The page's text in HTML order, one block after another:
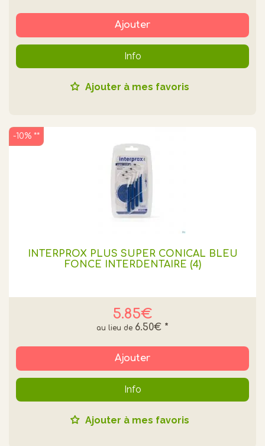
Ajouter
Info
Ajouter à mes favoris
INTERPROX PLUS SUPER CONICAL BLEU
FONCE INTERDENTAIRE (4)
5.85€
6.50€ *
-10% **
Ajouter
Info
Ajouter à mes favoris